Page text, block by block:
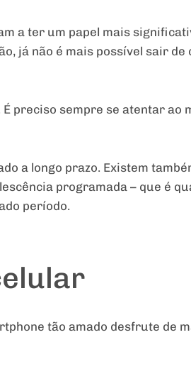
a ter um papel mais
já não é mais possível sair de
preciso sempre se atentar ao
a longo prazo. Existem
programada – que é
período.
tão amado desfrute de